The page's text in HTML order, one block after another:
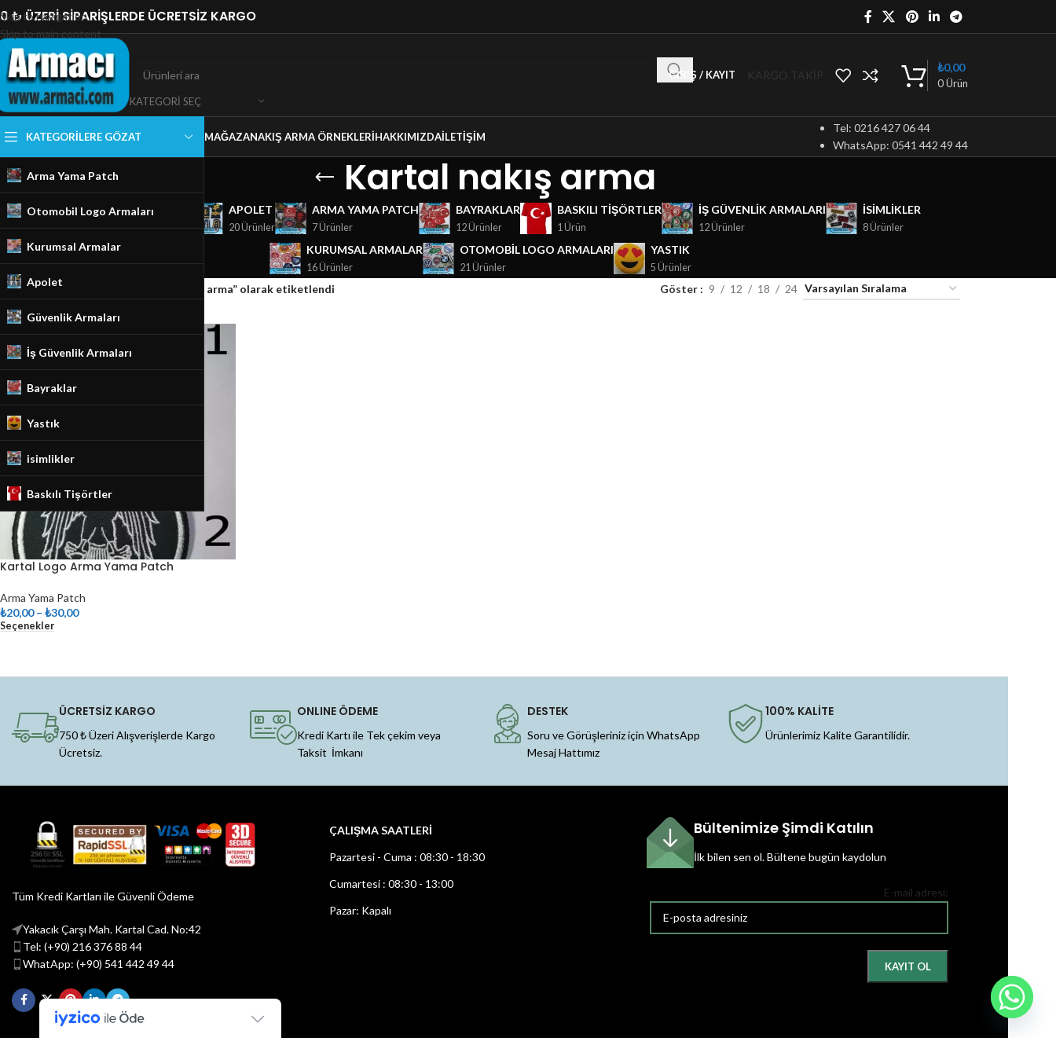
Skip to navigation
Skip to main content
₺ ÜZERİ SİPARİŞLERDE ÜCRETSİZ KARGO
KATEGORI SEÇ
GIRIŞ / KAYIT KARGO TAKİP
0Ürün
₺0,00
KATEGORILERE GÖZAT
Arma Yama Patch
Otomobil Logo Armaları
Kurumsal Armalar
Apolet
Güvenlik Armaları
İş Güvenlik Armaları
Bayraklar
Yastık
isimlikler
Baskılı Tişörtler
MAĞAZANAKIŞ ARMA ÖRNEKLERIHAKKIMIZDAİLETIŞIM
Tel: 0216 427 06 44
WhatsApp: 0541 442 49 44
Kartal nakış arma
GÜVENLIK ARMALARI
18 Ürünler
APOLET
20 Ürünler
ARMA YAMA PATCH
7 Ürünler
BAYRAKLAR
12 Ürünler
BASKILI TIŞÖRTLER
1 Ürün
İŞ GÜVENLIK ARMALARI
12 Ürünler
ISIMLIKLER
8 Ürünler
KURUMSAL ARMALAR
16 Ürünler
OTOMOBIL LOGO ARMALARI
21 Ürünler
YASTIK
5 Ürünler
Ana Sayfa/Mağaza Ürünler “Kartal nakış arma” olarak etiketlendi Göster 9 12 18 24
Kartal Logo Arma Yama Patch
Arma Yama Patch
₺20,00 – ₺30,00
Seçenekler
ÜCRETSİZ KARGO
750 ₺ Üzeri Alışverişlerde Kargo
Ücretsiz.
ONLINE ÖDEME
Kredi Kartı ile Tek çekim veya
Taksit İmkanı
DESTEK
Soru ve Görüşleriniz için WhatsApp
Mesaj Hattımız
100% KALİTE
Ürünlerimiz Kalite Garantilidir.
Tüm Kredi Kartları ile Güvenli Ödeme
Yakacık Çarşı Mah. Kartal Cad. No:42
Tel: (+90) 216 376 88 44
WhatApp: (+90) 541 442 49 44
ÇALIŞMA SAATLERİ
Pazartesi - Cuma : 08:30 - 18:30
Cumartesi : 08:30 - 13:00
Pazar: Kapalı
Bültenimize Şimdi Katılın
İlk bilen sen ol.Bültene bugün kaydolun
E-mail adresi: